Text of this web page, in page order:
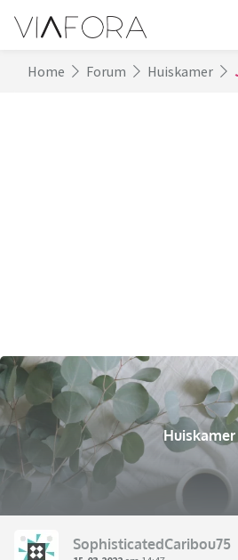
Home Forum Huiskamer
Huiskamer
SophisticatedCaribou75